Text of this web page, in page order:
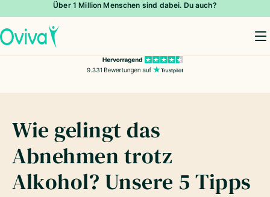
Über 1 Million Menschen sind dabei. Du auch?
Wie gelingt das
Abnehmen trotz
Alkohol? Unsere 5 Tipps